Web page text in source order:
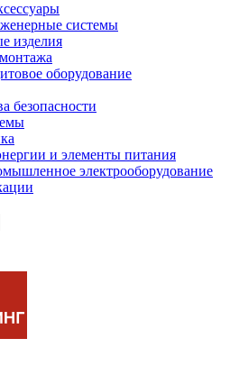
системы
изделия
оборудование
безопасности
и элементы питания
электрооборудование